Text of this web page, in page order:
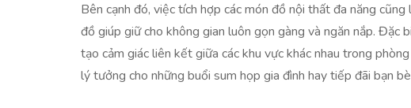
Bên cạnh đó, việc tích hợp các món đồ nội thất đa năng
đồ giúp giữ cho không gian luôn gọn gàng và ngăn nắp. Đặc
tạo cảm giác liên kết giữa các khu vực khác nhau trong
lý tưởng cho những buổi sum họp gia đình hay tiếp đãi bạn